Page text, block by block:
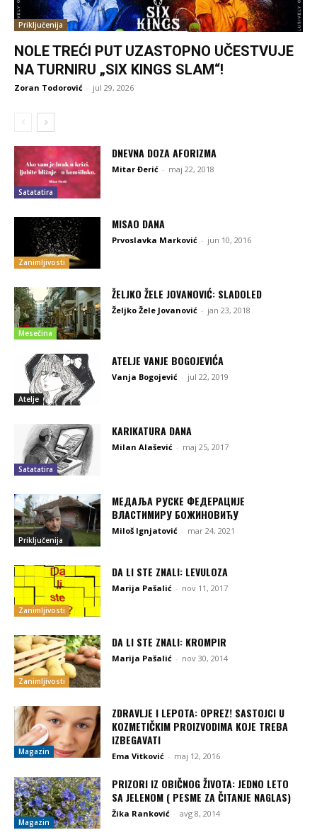
Priključenija
NOLE TREĆI PUT UZASTOPNO UČESTVUJE
NA TURNIRU „SIX KINGS SLAM“!
Zoran Todorović - jul 29, 2026
Satatatira
DNEVNA DOZA AFORIZMA
Mitar Đerić - maj 22, 2018
Zanimljivosti
MISAO DANA
Prvoslavka Marković - jun 10, 2016
Mesečina
ŽELJKO ŽELE JOVANOVIĆ: SLADOLED
Željko Žele Jovanović - jan 23, 2018
Atelje
ATELJE VANJE BOGOJEVIĆA
Vanja Bogojević - jul 22, 2019
Satatatira
KARIKATURA DANA
Milan Alašević - maj 25, 2017
Priključenija
МЕДАЉА РУСКЕ ФЕДЕРАЦИЈЕ
ВЛАСТИМИРУ БОЖИНОВИЋУ
Miloš Ignjatović - mar 24, 2021
Zanimljivosti
DA LI STE ZNALI: LEVULOZA
Marija Pašalić - nov 11, 2017
Zanimljivosti
DA LI STE ZNALI: KROMPIR
Marija Pašalić - nov 30, 2014
Magazin
ZDRAVLJE I LEPOTA: OPREZ! SASTOJCI U
KOZMETIČKIM PROIZVODIMA KOJE TREBA
IZBEGAVATI
Ema Vitković - maj 12, 2016
Magazin
PRIZORI IZ OBIČNOG ŽIVOTA: JEDNO LETO
SA JELENOM ( PESME ZA ČITANJE NAGLAS)
Žika Ranković - avg 8, 2014